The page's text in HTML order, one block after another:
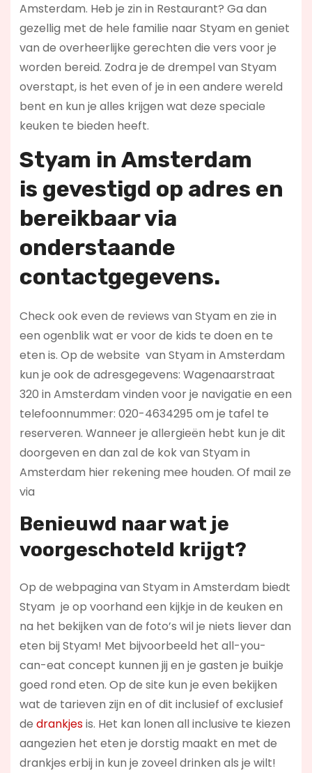
Amsterdam. Heb je zin in Restaurant? Ga dan
gezellig met de hele familie naar Styam en geniet
van de overheerlijke gerechten die vers voor je
worden bereid. Zodra je de drempel van Styam
overstapt, is het even of je in een andere wereld
bent en kun je alles krijgen wat deze speciale
keuken te bieden heeft.
Styam in Amsterdam
is gevestigd op adres en
bereikbaar via
onderstaande
contactgegevens.
Check ook even de reviews van Styam en zie in
een ogenblik wat er voor de kids te doen en te
eten is. Op de website van Styam in Amsterdam
kun je ook de adresgegevens: Wagenaarstraat
320 in Amsterdam vinden voor je navigatie en een
telefoonnummer: 020-4634295 om je tafel te
reserveren. Wanneer je allergieën hebt kun je dit
doorgeven en dan zal de kok van Styam in
Amsterdam hier rekening mee houden. Of mail ze
via
Benieuwd naar wat je
voorgeschoteld krijgt?
Op de webpagina van Styam in Amsterdam biedt
Styam je op voorhand een kijkje in de keuken en
na het bekijken van de foto’s wil je niets liever dan
eten bij Styam! Met bijvoorbeeld het all-you-
can-eat concept kunnen jij en je gasten je buikje
goed rond eten. Op de site kun je even bekijken
wat de tarieven zijn en of dit inclusief of exclusief
de drankjesis. Het kan lonen all inclusive te kiezen
aangezien het eten je dorstig maakt en met de
drankjes erbij in kun je zoveel drinken als je wilt!